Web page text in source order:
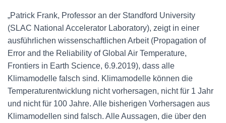
„Patrick Frank, Professor an der Standford University
(SLAC National Accelerator Laboratory), zeigt in einer
ausführlichen wissenschaftlichen Arbeit (Propagation of
Error and the Reliability of Global Air Temperature,
Frontiers in Earth Science, 6.9.2019), dass alle
Klimamodelle falsch sind. Klimamodelle können die
Temperaturentwicklung nicht vorhersagen, nicht für 1 Jahr
und nicht für 100 Jahre. Alle bisherigen Vorhersagen aus
Klimamodellen sind falsch. Alle Aussagen, die über den